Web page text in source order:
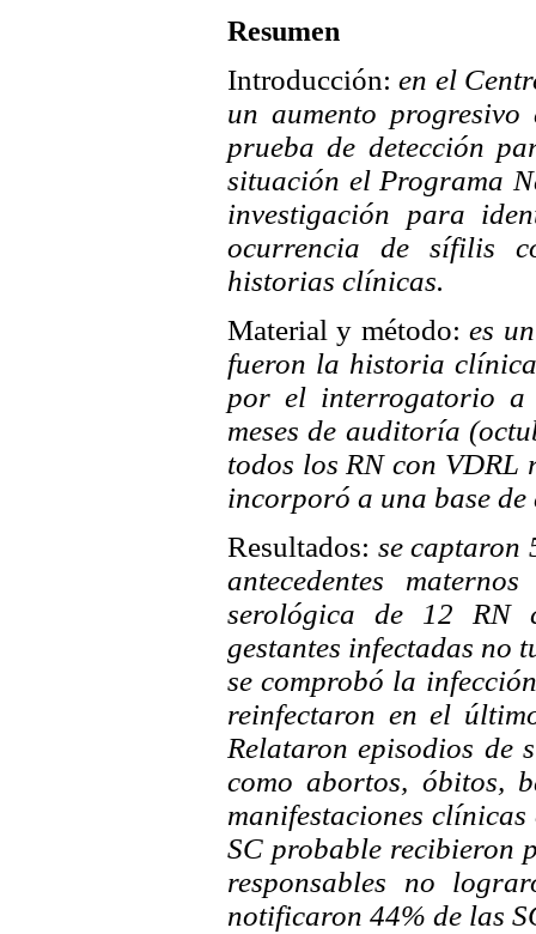
Resumen
Introducción: en el
un aumento
prueba de detección
situación el Programa
investigación para
ocurrencia de sífilis
historias clínicas.
Material y método: es
fueron la historia
por el interrogatorio a
meses de auditoría
todos los RN con VDRL
incorporó a una base
Resultados: se captaron
antecedentes
serológica de 12 RN
gestantes infectadas no
se comprobó la
reinfectaron en el
Relataron episodios de
como abortos, óbitos,
manifestaciones
SC probable recibieron
responsables no
notificaron 44% de las